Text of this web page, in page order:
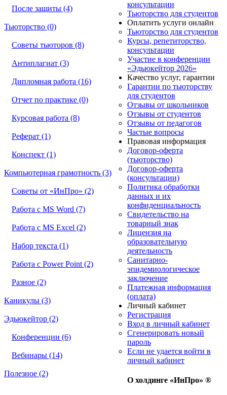
После защиты (4)
Тьюторство (0)
Советы тьюторов (8)
Антиплагиат (3)
Дипломная работа (16)
Отчет по практике (0)
Курсовая работа (8)
Реферат (1)
Конспект (1)
Компьютерная грамотность (3)
Советы от «ИнПро» (2)
Работа с MS Word (7)
Работа с MS Excel (2)
Набор текста (1)
Работа с Power Point (2)
Разное (2)
Каникулы (3)
Эдьюкейтор (2)
Конференции (6)
Вебинары (14)
Полезное (2)
консультации
Тьюторство для студентов
Оплатить услуги онлайн
Тьюторство для студентов
Курсы, репетиторство,
консультации
Участие в конференции
«Эдьюкейтор 2026»
Качество услуг, гарантии
Гарантии по тьюторству
для студентов
Отзывы от школьников
Отзывы от студентов
Отзывы от педагогов
Частые вопросы
Правовая информация
Договор-оферта
(тьюторство)
Договор-оферта
(консультации)
Политика обработки
данных и их
конфиденциальность
Свидетельство на
товарный знак
Лицензия на
образовательную
деятельность
Санитарно-
эпидемиологическое
заключение
Платежная информация
(оплата)
Личный кабинет
Регистрация
Вход в личный кабинет
Сгенерировать новый
пароль
Если не удается войти в
личный кабинет
О холдинге «ИнПро» ®